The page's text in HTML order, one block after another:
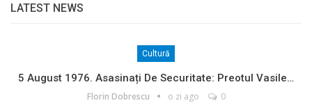
LATEST NEWS
Cultură
5 August 1976. Asasinați De Securitate: Preotul Vasile…
Florin Dobrescu o zi ago 0